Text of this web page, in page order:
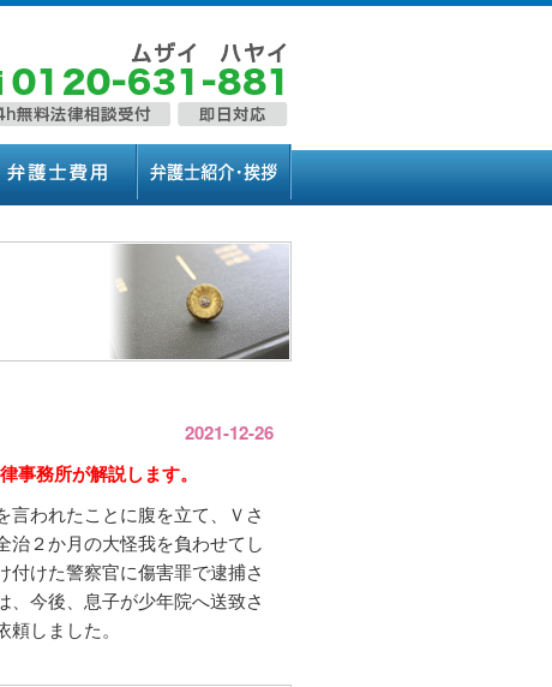
2021-12-26
事務所が解説します。
われたことに腹を立て、Ｖさ
治２か月の大怪我を負わせてし
付けた警察官に傷害罪で逮捕さ
、今後、息子が少年院へ送致さ
しました。